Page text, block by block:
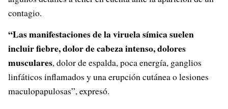
contagio.
“Las manifestaciones de la viruela símica suelen
incluir fiebre, dolor de cabeza intenso, dolores
musculares, dolor de espalda, poca energía, ganglios
linfáticos inflamados y una erupción cutánea o lesiones
maculopapulosas”, expresó.